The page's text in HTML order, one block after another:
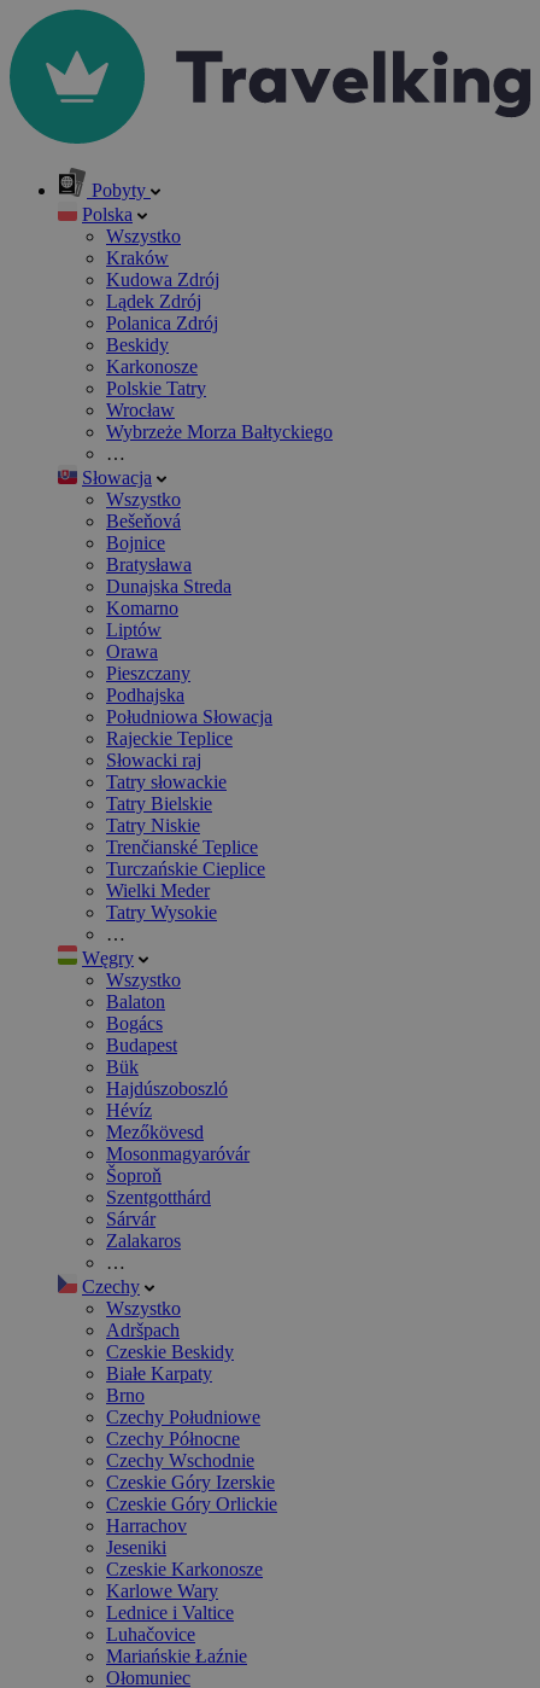
Pobyty
Polska
Wszystko
Kraków
Kudowa Zdrój
Lądek Zdrój
Polanica Zdrój
Beskidy
Karkonosze
Polskie Tatry
Wrocław
Wybrzeże Morza Bałtyckiego
…
Słowacja
Wszystko
Bešeňová
Bojnice
Bratysława
Dunajska Streda
Komarno
Liptów
Orawa
Pieszczany
Podhajska
Południowa Słowacja
Rajeckie Teplice
Słowacki raj
Tatry słowackie
Tatry Bielskie
Tatry Niskie
Trenčianské Teplice
Turczańskie Cieplice
Wielki Meder
Tatry Wysokie
…
Węgry
Wszystko
Balaton
Bogács
Budapest
Bük
Hajdúszoboszló
Hévíz
Mezőkövesd
Mosonmagyaróvár
Šoproň
Szentgotthárd
Sárvár
Zalakaros
…
Czechy
Wszystko
Adršpach
Czeskie Beskidy
Białe Karpaty
Brno
Czechy Południowe
Czechy Północne
Czechy Wschodnie
Czeskie Góry Izerskie
Czeskie Góry Orlickie
Harrachov
Jeseniki
Czeskie Karkonosze
Karlowe Wary
Lednice i Valtice
Luhačovice
Mariańskie Łaźnie
Ołomuniec